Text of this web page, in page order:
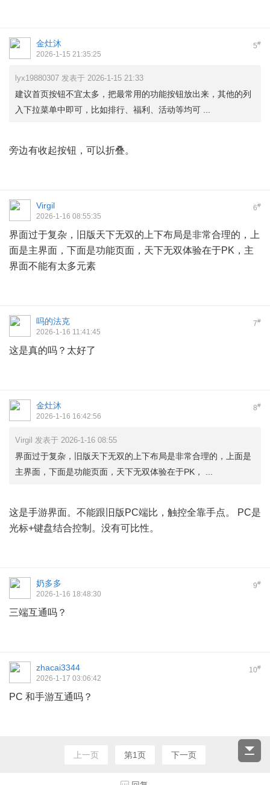
5#
金灶沐
2026-1-15 21:35:25
lyx19880307 发表于 2026-1-15 21:33
建议首页按钮不宜太多，把最常用的功能按钮放出来，其他的列
入下拉菜单中即可，比如排行、福利、活动等均可 ...
旁边有收起按钮，可以折叠。
6#
Virgil
2026-1-16 08:55:35
界面过于复杂，旧版天下无双的上下布局是非常合理的，上
面是主界面，下面是功能页面，天下无双体验在于PK，主
界面不能有太多元素
7#
吗的法克
2026-1-16 11:41:45
这是真的吗？太好了
8#
金灶沐
2026-1-16 16:42:56
Virgil 发表于 2026-1-16 08:55
界面过于复杂，旧版天下无双的上下布局是非常合理的，上面是
主界面，下面是功能页面，天下无双体验在于PK， ...
这是手游界面。不能跟旧版PC端比，触控全靠手点。 PC是
光标+键盘结合控制。没有可比性。
9#
奶多多
2026-1-16 18:48:30
三端互通吗？
10#
zhacai3344
2026-1-17 03:06:42
PC 和手游互通吗？
上一页 第1页 下一页